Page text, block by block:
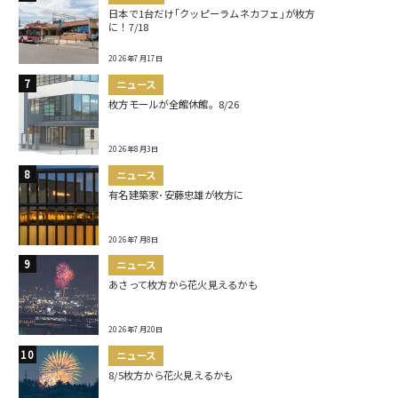
日本で1台だけ｢クッピーラムネカフェ｣が枚方
に！7/18
2026年7月17日
ニュース
枚方モールが全館休館。8/26
2026年8月3日
ニュース
有名建築家･安藤忠雄が枚方に
2026年7月8日
ニュース
あさって枚方から花火見えるかも
2026年7月20日
ニュース
8/5枚方から花火見えるかも